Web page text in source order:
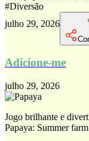
#Diversão
julho 29, 2026
Adicione-me
julho 29, 2026
Jogo brilhante e
Papaya: Summer